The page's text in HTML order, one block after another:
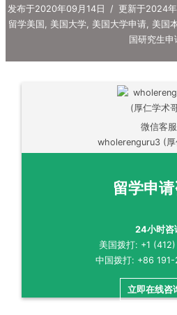
发布于2020年09月14日 / 更新于2024
留学美国 , 美国大学, 美国大学申请, 美国
国研究生申
微信客服
wholerenguru3 (厚
留学申
24小时咨
美国拨打: +1
中国拨打: +86
立即在线咨